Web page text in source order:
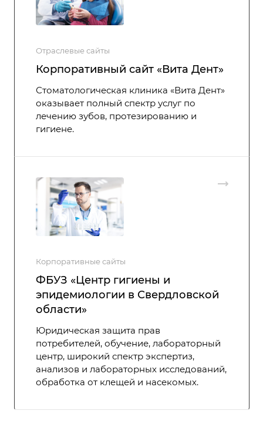
Отраслевые сайты
Корпоративный сайт «Вита Дент»
Стоматологическая клиника «Вита Дент»
оказывает полный спектр услуг по
лечению зубов, протезированию и
гигиене.
Корпоративные сайты
ФБУЗ «Центр гигиены и
эпидемиологии в Свердловской
области»
Юридическая защита прав
потребителей, обучение, лабораторный
центр, широкий спектр экспертиз,
анализов и лабораторных исследований,
обработка от клещей и насекомых.